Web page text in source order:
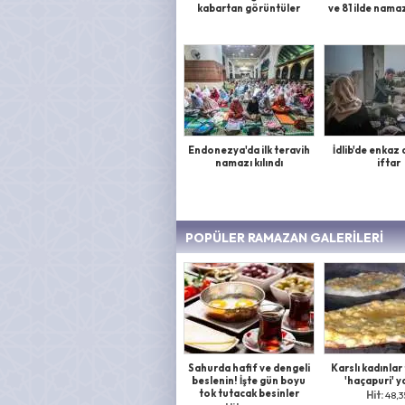
New York'ta
kabartan görüntüler
ve 81 ilde
Endonezya'da ilk teravih
namazı kılındı
İdlib'de enkaz
iftar
POPÜLER RAMAZAN GALERİLERİ
Sahurda hafif ve dengeli
beslenin! İşte gün boyu
tok tutacak besinler
Karslı
'haçapuri'
Hit: